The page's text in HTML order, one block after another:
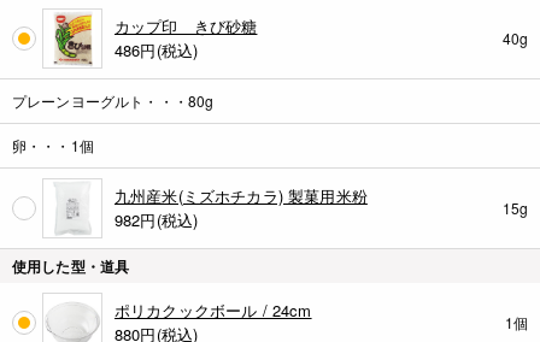
カップ印 きび砂糖
486円(税込)
40g
プレーンヨーグルト・・・80g
卵・・・1個
九州産米(ミズホチカラ) 製菓用米粉
982円(税込)
15g
使用した型・道具
ポリカクックボール / 24cm
880円(税込)
1個